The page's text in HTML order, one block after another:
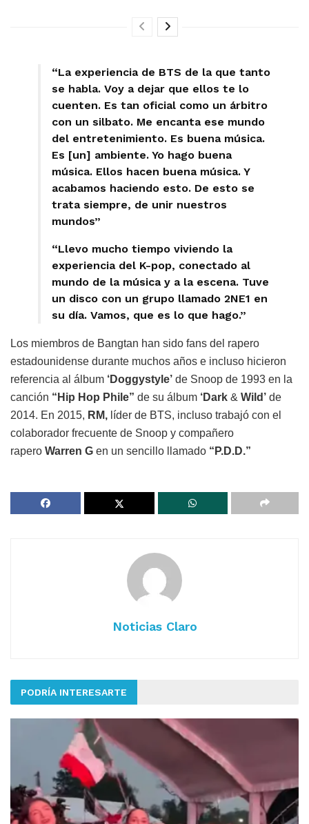
“La experiencia de BTS de la que tanto
se habla. Voy a dejar que ellos te lo
cuenten. Es tan oficial como un árbitro
con un silbato. Me encanta ese mundo
del entretenimiento. Es buena música.
Es [un] ambiente. Yo hago buena
música. Ellos hacen buena música. Y
acabamos haciendo esto. De esto se
trata siempre, de unir nuestros
mundos”
“Llevo mucho tiempo viviendo la
experiencia del K-pop, conectado al
mundo de la música y a la escena. Tuve
un disco con un grupo llamado 2NE1 en
su día. Vamos, que es lo que hago.”
Los miembros de Bangtan han sido fans del rapero
estadounidense durante muchos años e incluso hicieron
referencia al álbum ‘Doggystyle’ de Snoop de 1993 en la
canción “Hip Hop Phile” de su álbum ‘Dark & Wild’ de
2014. En 2015, RM, líder de BTS, incluso trabajó con el
colaborador frecuente de Snoop y compañero
rapero Warren G en un sencillo llamado “P.D.D.”
Noticias Claro
PODRÍA INTERESARTE